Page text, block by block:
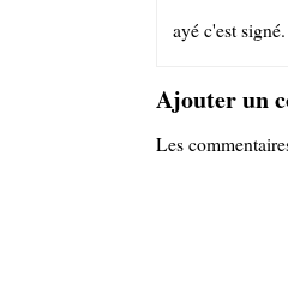
ayé c'est
Ajouter un
Les